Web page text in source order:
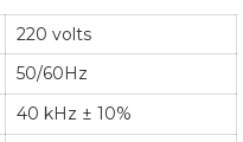
220 volts
50/60Hz
40 kHz ± 10%